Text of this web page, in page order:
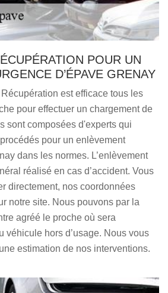
POUR UN
D’ÉPAVE GRENAY
est efficace tous les
pour effectuer un chargement de
sont composées d'experts qui
pour un enlèvement
dans les normes. L’enlèvement
réalisé en cas d’accident. Vous
directement, nos coordonnées
notre site. Nous pouvons par la
agréé le proche où sera
véhicule hors d’usage. Nous vous
estimation de nos interventions.